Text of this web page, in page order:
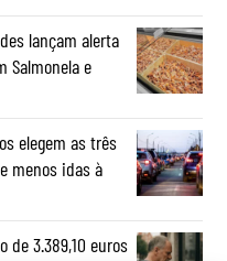
lançam alerta
Salmonela e
elegem as três
menos idas à
de 3.389,10 euros